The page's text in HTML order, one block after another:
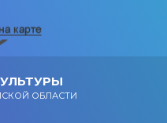
ОБЛАСТИ